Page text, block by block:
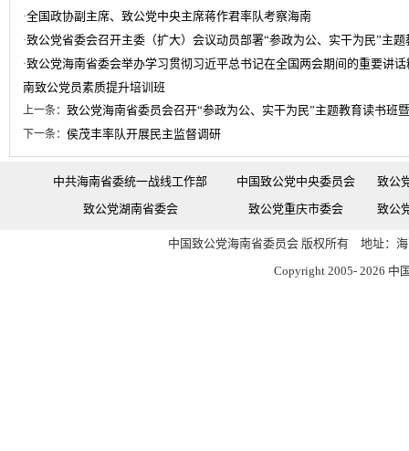
·全国政协副主席、致公党中央主席蒋作君率队考察海南
·致公党省委会召开主委（扩大）会议动员部署“参政为公、实干为民”主题
·致公党海南省委会举办学习贯彻习近平总书记在全国两会期间的重要讲
南致公党员素质提升培训班
上一条： 致公党海南省委员会召开“参政为公、实干为民”主题教育读书班
下一条： 侯茂丰率队开展民主监督调研
中共海南省委统一战线工作部 中国致公党中央委员会
致公
致公党湖南省委会
致公党重庆市委会 致公
中国致公党海南省委员会 版权所有 地址：
Copyright 2005- 2026 中